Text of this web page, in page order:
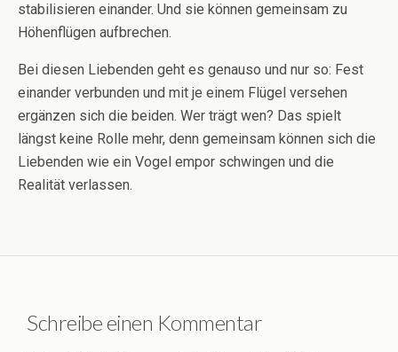
stabilisieren einander. Und sie können gemeinsam zu
Höhenflügen aufbrechen.
Bei diesen Liebenden geht es genauso und nur so: Fest
einander verbunden und mit je einem Flügel versehen
ergänzen sich die beiden. Wer trägt wen? Das spielt
längst keine Rolle mehr, denn gemeinsam können sich die
Liebenden wie ein Vogel empor schwingen und die
Realität verlassen.
Schreibe einen Kommentar